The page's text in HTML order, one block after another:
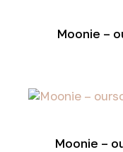
Moonie –
Moonie –